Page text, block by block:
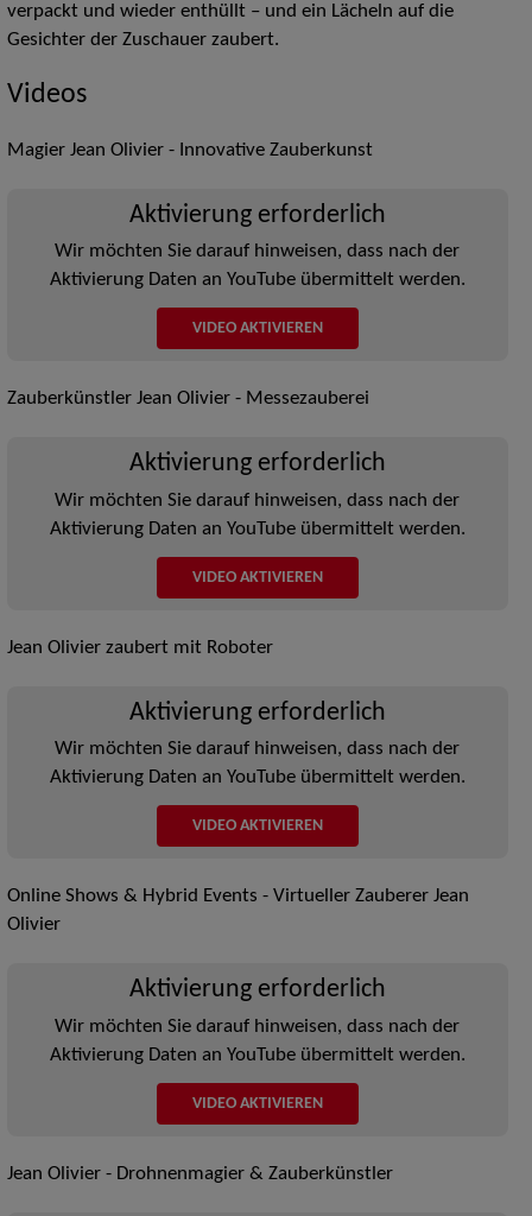
verpackt und wieder enthüllt – und ein Lächeln auf die
Gesichter der Zuschauer zaubert.
Videos
Magier Jean Olivier - Innovative Zauberkunst
Aktivierung erforderlich
Wir möchten Sie darauf hinweisen, dass nach der
Aktivierung Daten an YouTube übermittelt werden.
VIDEO AKTIVIEREN
Zauberkünstler Jean Olivier - Messezauberei
Aktivierung erforderlich
Wir möchten Sie darauf hinweisen, dass nach der
Aktivierung Daten an YouTube übermittelt werden.
VIDEO AKTIVIEREN
Jean Olivier zaubert mit Roboter
Aktivierung erforderlich
Wir möchten Sie darauf hinweisen, dass nach der
Aktivierung Daten an YouTube übermittelt werden.
VIDEO AKTIVIEREN
Online Shows & Hybrid Events - Virtueller Zauberer Jean
Olivier
Aktivierung erforderlich
Wir möchten Sie darauf hinweisen, dass nach der
Aktivierung Daten an YouTube übermittelt werden.
VIDEO AKTIVIEREN
Jean Olivier - Drohnenmagier & Zauberkünstler